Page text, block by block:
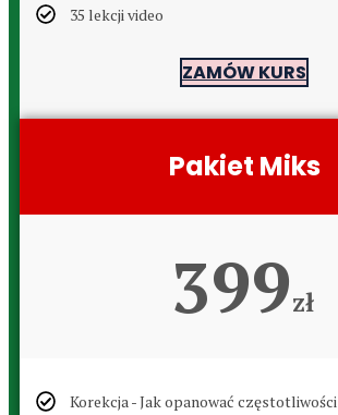
35 lekcji video
ZAMÓW KURS
Pakiet Miks
399zł
Korekcja - Jak opanować częstotliwości